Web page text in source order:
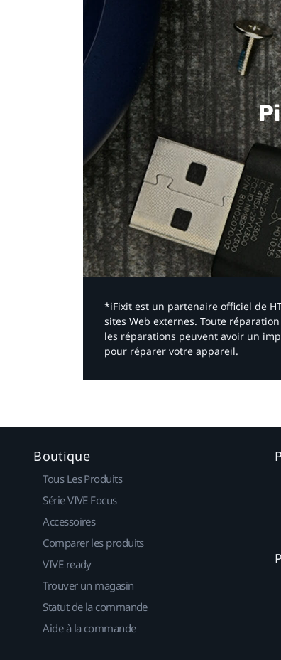
*iFixit est un partenaire officiel de
sites Web externes. Toute
les réparations peuvent avoir un
pour réparer votre appareil.​
Boutique
Tous Les Produits
Série VIVE Focus
Accessoires
Comparer les produits
VIVE ready
Trouver un magasin
Statut de la commande
Aide à la commande